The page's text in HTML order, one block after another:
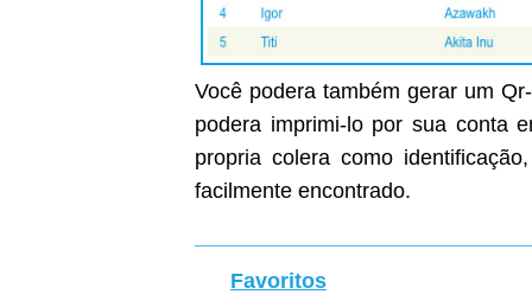
Você podera também gerar um
podera imprimi-lo por sua conta
propria colera como
facilmente encontrado.
Favoritos